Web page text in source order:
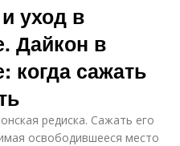
уход в
Дайкон в
когда сажать
редиска. Сажать его
освободившееся место